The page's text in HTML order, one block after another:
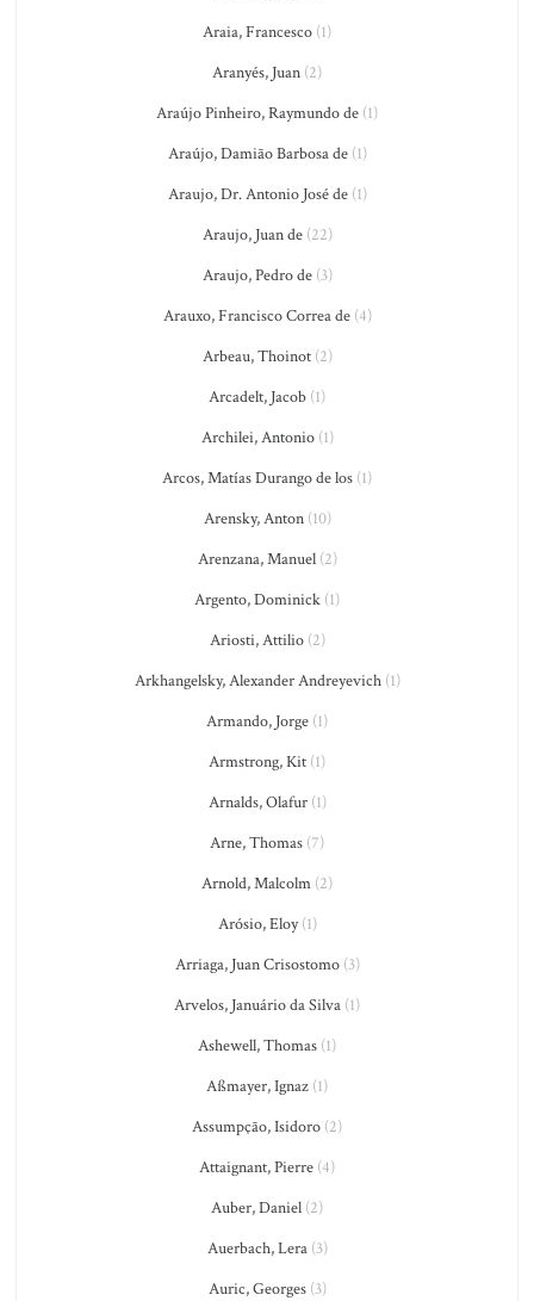
Araia, Francesco (1)
Aranyés, Juan (2)
Araújo Pinheiro, Raymundo de (1)
Araújo, Damião Barbosa de(1)
Araujo, Dr. Antonio José de(1)
Araujo, Juan de(22)
Araujo, Pedro de(3)
Arauxo, Francisco Correa de(4)
Arbeau, Thoinot(2)
Arcadelt, Jacob (1)
Archilei, Antonio(1)
Arcos, Matías Durango de los (1)
Arensky, Anton(10)
Arenzana, Manuel(2)
Argento, Dominick (1)
Ariosti, Attilio(2)
Arkhangelsky, Alexander Andreyevich(1)
Armando, Jorge (1)
Armstrong, Kit (1)
Arnalds, Olafur(1)
Arne, Thomas (7)
Arnold, Malcolm (2)
Arósio, Eloy(1)
Arriaga, Juan Crisostomo(3)
Arvelos, Januário da Silva (1)
Ashewell, Thomas (1)
Aßmayer, Ignaz (1)
Assumpção, Isidoro (2)
Attaignant, Pierre (4)
Auber, Daniel (2)
Auerbach, Lera(3)
Auric, Georges(3)